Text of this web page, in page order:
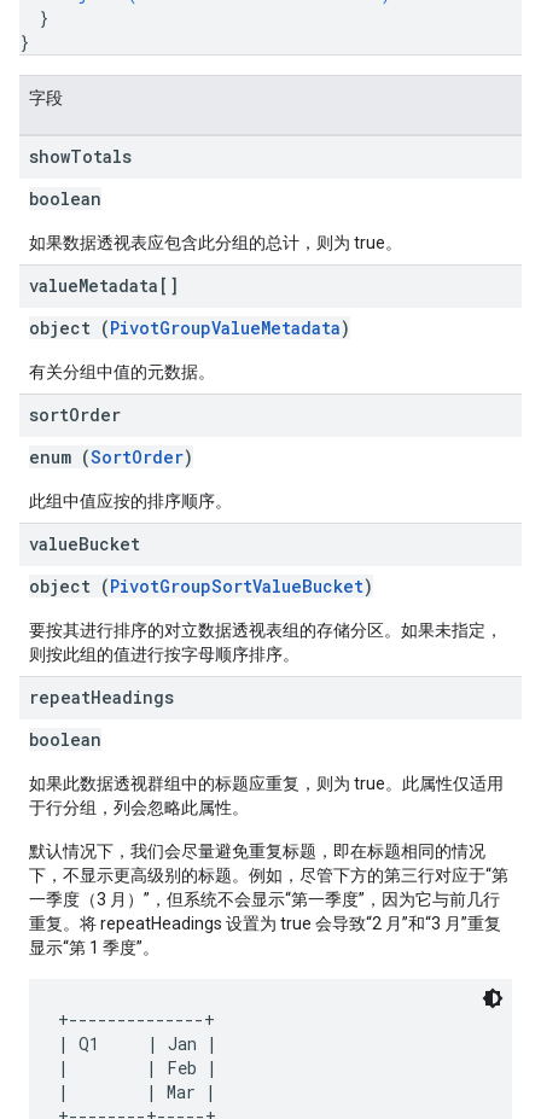
}
}
字段
showTotals
boolean
如果数据透视表应包含此分组的总计，则为 true。
valueMetadata[]
object (PivotGroupValueMetadata)
有关分组中值的元数据。
sortOrder
enum (SortOrder)
此组中值应按的排序顺序。
valueBucket
object (PivotGroupSortValueBucket)
要按其进行排序的对立数据透视表组的存储分区。如果未指定，
则按此组的值进行按字母顺序排序。
repeatHeadings
boolean
如果此数据透视群组中的标题应重复，则为 true。此属性仅适用
于行分组，列会忽略此属性。
默认情况下，我们会尽量避免重复标题，即在标题相同的情况
下，不显示更高级别的标题。例如，尽管下方的第三行对应于“第
一季度（3 月）”，但系统不会显示“第一季度”，因为它与前几行
重复。将 repeatHeadings 设置为 true 会导致“2 月”和“3 月”重复
显示“第 1 季度”。
+--------------+
| Q1     | Jan |
|        | Feb |
|        | Mar |